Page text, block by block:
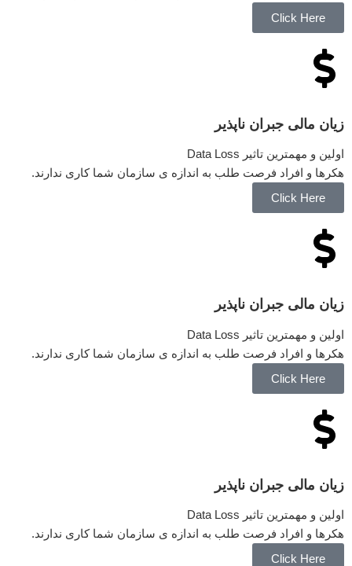
Click Here
زیان مالی جبران ناپذیر
اولین و مهمترین تاثیر Data Loss
هکرها و افراد فرصت طلب به اندازه ی سازمان شما کاری ندارند.
Click Here
زیان مالی جبران ناپذیر
اولین و مهمترین تاثیر Data Loss
هکرها و افراد فرصت طلب به اندازه ی سازمان شما کاری ندارند.
Click Here
زیان مالی جبران ناپذیر
اولین و مهمترین تاثیر Data Loss
هکرها و افراد فرصت طلب به اندازه ی سازمان شما کاری ندارند.
Click Here